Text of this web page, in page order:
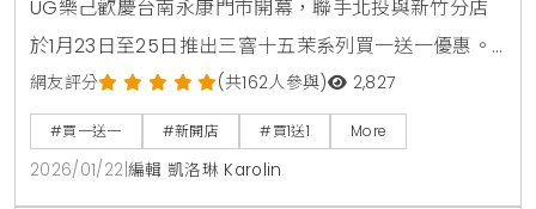
UG樂己歡慶台南永康門市開幕，聯手北投與新竹分店
於1月23日至25日推出三窨十五茉系列買一送一優惠。
同步發表全新「鎏金茉影」藝術杯身，並舉辦會員感謝
祭，消費滿額即有機會抽中SONY降噪耳機與Le Labo
護手霜等多項質感好禮。
網友評分 (共162人參與) 2,827
#買一送一 #新開店 #買1送1 More
2026/01/22 編輯 凱洛琳 Karolin